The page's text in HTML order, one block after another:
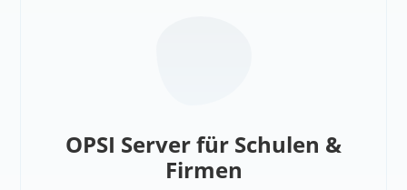
OPSI Server für Schulen &
Firmen